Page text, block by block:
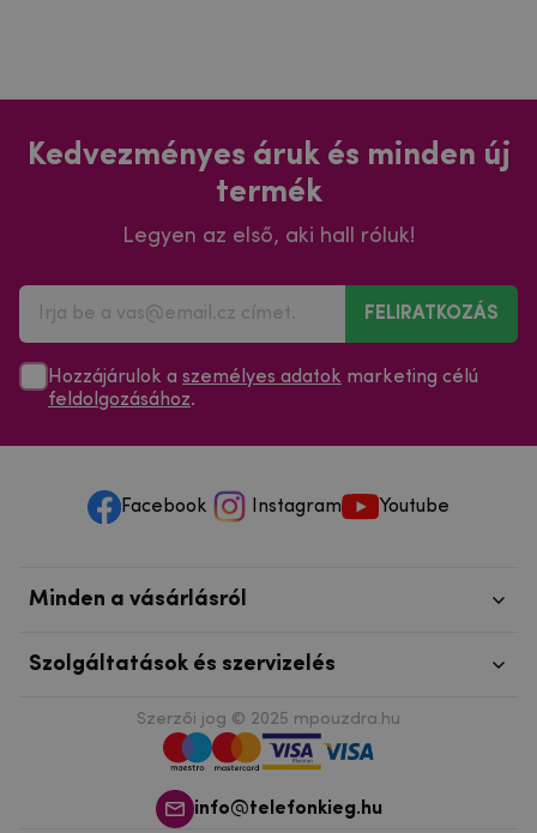
Kedvezményes áruk és minden új
termék
Legyen az első, aki hall róluk!
FELIRATKOZÁS
Hozzájárulok a személyes adatok marketing célú
feldolgozásához.
Facebook Instagram Youtube
info@telefonkieg.hu
Minden a vásárlásról
Szolgáltatások és szervizelés
Szerzői jog © 2025 mpouzdra.hu